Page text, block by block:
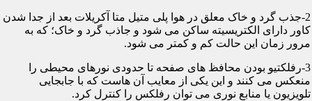
2-جذب گرد و خاک معلق در هوا پلی متیل متا آکریلات بعد از جدا شدن
کاور دارای الکتریسیته ساکن می شود و جاذب گرد و خاک؛ که به
مرور زمان این حالت کم و کمتر می شود.
3-رفلکتیو بودن محافظ های صفحه تا حدودی نورهای محیطی را
منعکس می کنند و این یکی از معایب آن هاست که با جابجایی
تلویزیون یا منابع نوری می توان رفلکس را کنترل کرد.